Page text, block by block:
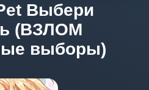
Выбери
(ВЗЛОМ
выборы)